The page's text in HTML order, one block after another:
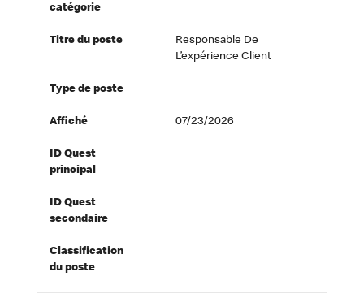
catégorie
Titre du poste
Responsable De
L’expérience Client
Type de poste
Affiché 07/23/2026
ID Quest
principal
ID Quest
secondaire
Classification
du poste